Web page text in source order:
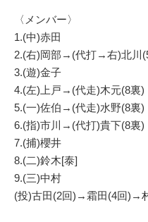
〈メンバー〉
1.(中)赤田
2.(右)岡部→(代打→右)北川
3.(遊)金子
4.(左)上戸→(代走)木元(8裏)
5.(一)佐伯→(代走)水野(8裏)
6.(指)市川→(代打)貴下(8裏)
7.(捕)櫻井
8.(二)鈴木[泰]
9.(三)中村
(投)古田(2回)→霜田(4回)→